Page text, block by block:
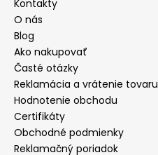
Kontakty
O nás
Blog
Ako nakupovať
Časté otázky
Reklamácia a vrátenie tovaru
Hodnotenie obchodu
Certifikáty
Obchodné podmienky
Reklamačný poriadok